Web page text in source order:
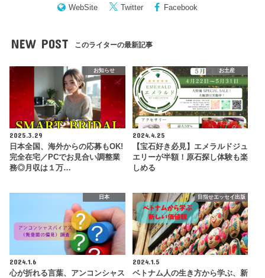
WebSite Twitter Facebook
NEW POST このライターの最新記事
お知らせ
2025.3.29
日本全国、海外からの応募もOK!
完全在宅／PCでお見合い調整業
務◎月収は１万…
お土産
2024.4.25
【宝石好き必見】エメラルドジュ
エリーが半額！原石探し体験も楽
しめる
日本
2024.1.6
心が折れる言葉、アンコンシャス
目指せエッセイ出版
2024.1.5
ベトナム人の生き方から学ぶ、新